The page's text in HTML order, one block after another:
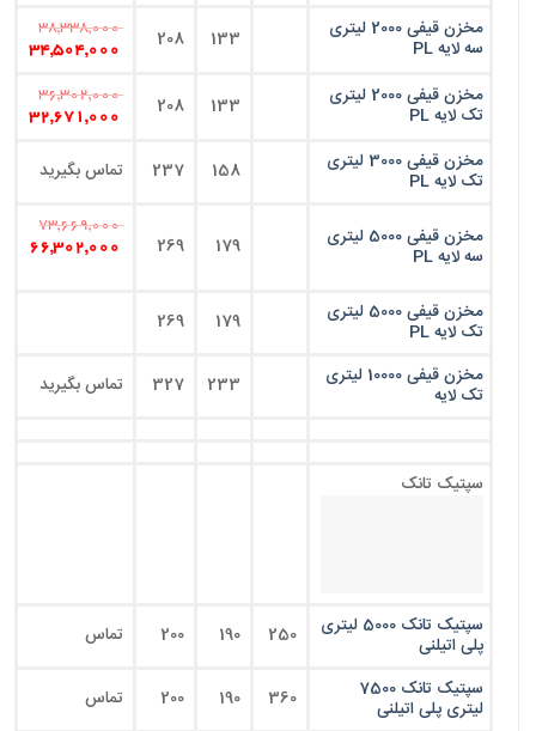
مخزن قیفی 2000 لیتری
سه لایه PL 133
208
38,338,000
34,504,000
مخزن قیفی 2000 لیتری
تک لایه PL 133
208
36,302,000
32,671,000
مخزن قیفی 3000 لیتری
تک لایه PL 158
237 تماس بگیرید
مخزن قیفی 5000 لیتری
سه لایه PL 179
269
73,669,000
66,302,000
مخزن قیفی 5000 لیتری
تک لایه PL 179
269
مخزن قیفی 10000 لیتری
تک لایه 233
327 تماس بگیرید
سپتیک تانک
سپتیک تانک 5000 لیتری
پلی اتیلنی 250
190
200 تماس
سپتیک تانک 7500
لیتری پلی اتیلنی 360
190
200 تماس